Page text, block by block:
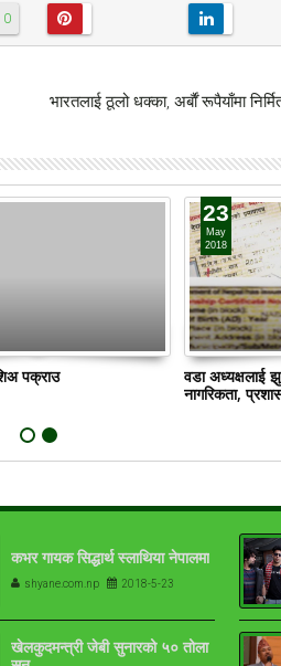
0
भारतलाई ठूलो धक्का, अर्बाैं रूपैयाँमा
पक्राउ
23
May
2018
वडा अध्यक्षलाई
नागरिकता,
कभर गायक सिद्धार्थ स्लाथिया नेपालमा
shyane.com.np 2018-5-23
खेलकुदमन्त्री जेबी सुनारको ५० तोला